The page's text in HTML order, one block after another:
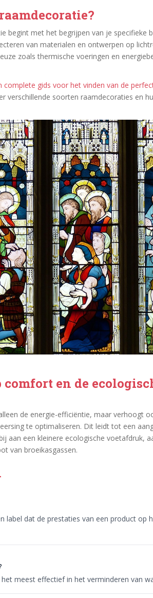
begint met het begrijpen van je specifieke
van materialen en ontwerpen op
zoals thermische voeringen en
complete gids voor het vinden van de
verschillende soorten raamdecoraties en
en de
de energie-efficiëntie, maar verhoogt
te optimaliseren. Dit leidt tot een
aan een kleinere ecologische voetafdruk,
van broeikasgassen.
label dat de prestaties van een product op
meest effectief in het verminderen van